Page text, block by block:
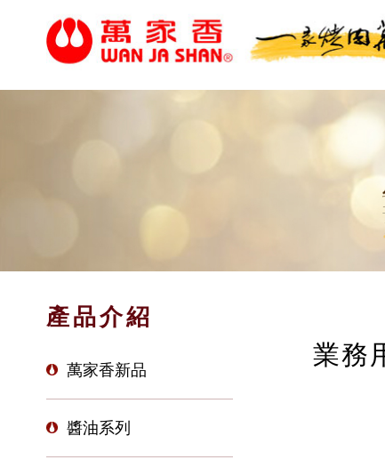
產品介紹
萬家香新品
醬油系列
業務